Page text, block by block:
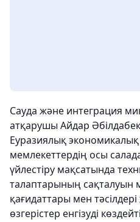
Сауда және интеграция
атқарушы Айдар
Еуразиялық
мемлекеттердің осы
үйлестіру мақсатында
талаптарының сақталуын
қағидаттары мен тәсілдері
өзгерістер енгізуді